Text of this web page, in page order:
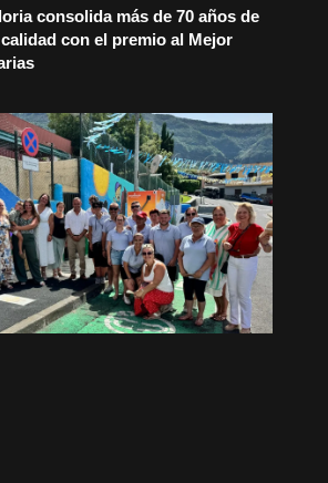
consolida más de 70 años de
con el premio al Mejor